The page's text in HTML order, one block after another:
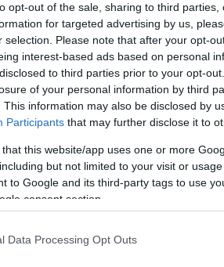
opt-out of the sale, sharing to third
for targeted advertising by us,
selection. Please note that after your opt-
interest-based ads based on personal
to third parties prior to your opt-
of your personal information by third
This information may also be disclosed by
Participants that may further disclose it to
that this website/app uses one or more
but not limited to your visit or
to Google and its third-party tags to use
consent section.
Data Processing Opt Outs
cliccandoqui
nella sezione Logindal menù